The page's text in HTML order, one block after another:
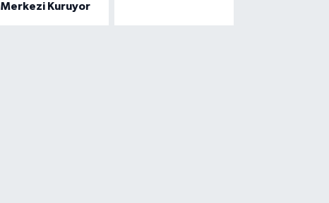
Merkezi Kuruyor